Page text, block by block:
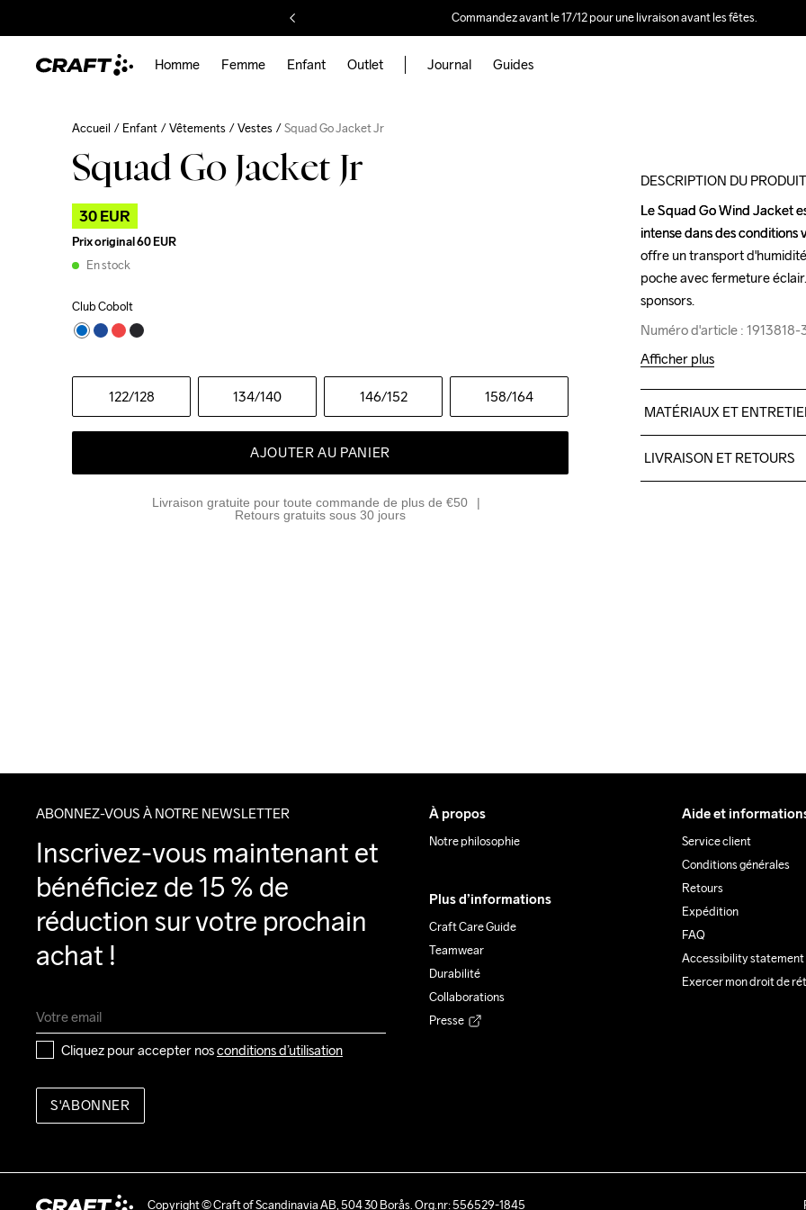
Commandez avant le 17/12 pour une livraison avant les fêtes.
Homme Femme Enfant Outlet Journal Guides
Accueil Enfant Vêtements Vestes Squad Go Jacket Jr
Squad Go Jacket Jr
30 EUR
Prix original60 EUR
En stock
Club Cobolt
122/128 134/140 146/152 158/164
AJOUTER AU PANIER
Livraison gratuite pour toute commande de plus de €50
Retours gratuits sous 30 jours
DESCRIPTION DU PRODUIT
Le Squad Go Wind Jacket
intense dans des conditions
offre un transport
poche avec fermeture
sponsors.
Numéro d'article :
Le Squad Go Wind Jacket
intense dans des conditions
offre un transport
poche avec fermeture
sponsors.
Numéro d'article :
Afficher plus
MATÉRIAUX ET
LIVRAISON ET RETOURS
ABONNEZ-VOUS À NOTRE NEWSLETTER
Inscrivez-vous maintenant et
bénéficiez de 15 % de
réduction sur votre prochain
achat !
Cliquez pour accepter nos conditions d’utilisation
S'ABONNER
À propos
Notre philosophie
Plus d’informations
Craft Care Guide
Teamwear
Durabilité
Collaborations
Presse
Aide et
Service client
Conditions générales
Retours
Expédition
FAQ
Accessibility statement
Exercer mon droit de
Copyright © Craft of Scandinavia AB, 504 30 Borås. Org.nr: 556529-1845